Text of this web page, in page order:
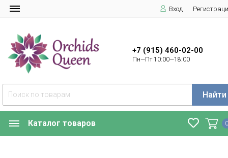
Вход
+7 (915) 460-02-00
Пн—Пт 10:00—18:00
Найти
Каталог товаров